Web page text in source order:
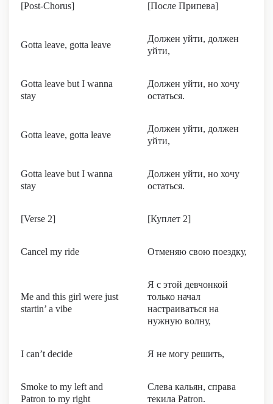
[Post-Chorus] [После Припева]
Gotta leave, gotta leave
Должен уйти, должен
уйти,
Gotta leave but I wanna
stay
Должен уйти, но хочу
остаться.
Gotta leave, gotta leave
Должен уйти, должен
уйти,
Gotta leave but I wanna
stay
Должен уйти, но хочу
остаться.
[Verse 2] [Куплет 2]
Cancel my ride Отменяю свою поездку,
Me and this girl were just
startin’ a vibe
Я с этой девчонкой
только начал
настраиваться на
нужную волну,
I can’t decide Я не могу решить,
Smoke to my left and
Patron to my right
Слева кальян, справа
текила Patron.